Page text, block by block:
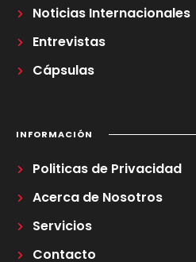
Noticias Internacionales
Entrevistas
Cápsulas
INFORMACIÓN
Politicas de Privacidad
Acerca de Nosotros
Servicios
Contacto